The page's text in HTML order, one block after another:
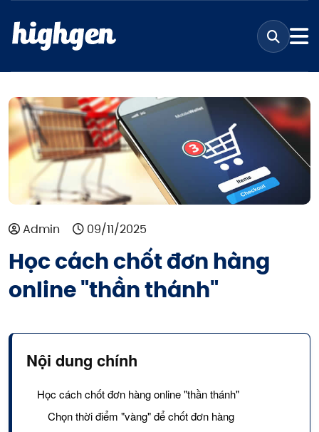
Admin 09/11/2025
Học cách chốt đơn hàng
online "thần thánh"
Nội dung chính
Học cách chốt đơn hàng online "thần thánh"
Chọn thời điểm "vàng" để chốt đơn hàng